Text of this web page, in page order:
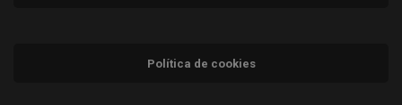
Política de cookies